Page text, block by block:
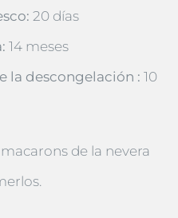
20 días
14 meses
la descongelación : 10
de la nevera